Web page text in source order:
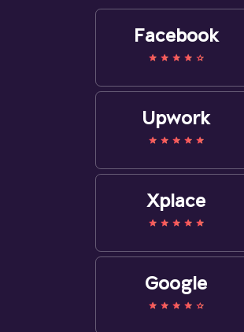
Facebook
Upwork
Xplace
Google